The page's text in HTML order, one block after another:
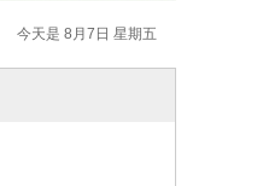
今天是 8月7日 星期五